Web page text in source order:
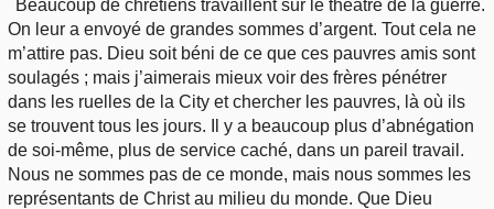
Beaucoup de chrétiens travaillent sur le théâtre de la guerre.
On leur a envoyé de grandes sommes d’argent. Tout cela ne
m’attire pas. Dieu soit béni de ce que ces pauvres amis sont
soulagés ; mais j’aimerais mieux voir des frères pénétrer
dans les ruelles de la City et chercher les pauvres, là où ils
se trouvent tous les jours. Il y a beaucoup plus d’abnégation
de soi-même, plus de service caché, dans un pareil travail.
Nous ne sommes pas de ce monde, mais nous sommes les
représentants de Christ au milieu du monde. Que Dieu